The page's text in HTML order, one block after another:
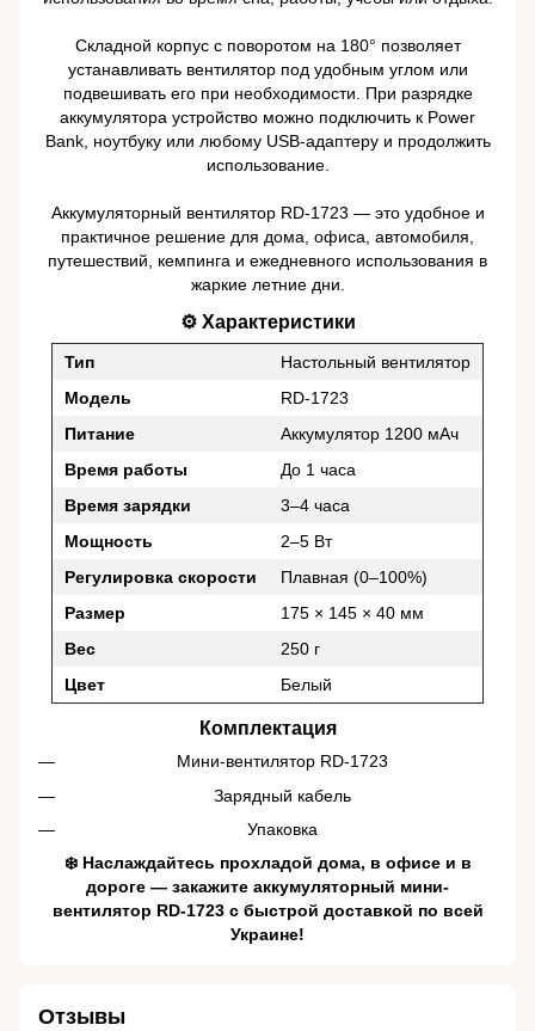
Складной корпус с поворотом на 180° позволяет
устанавливать вентилятор под удобным углом или
подвешивать его при необходимости. При разрядке
аккумулятора устройство можно подключить к Power
Bank, ноутбуку или любому USB-адаптеру и продолжить
использование.
Аккумуляторный вентилятор RD-1723 — это удобное и
практичное решение для дома, офиса, автомобиля,
путешествий, кемпинга и ежедневного использования в
жаркие летние дни.
⚙️ Характеристики
Тип
Настольный вентилятор
Модель
RD-1723
Питание
Аккумулятор 1200 мАч
Время работы
До 1 часа
Время зарядки
3–4 часа
Мощность
2–5 Вт
Регулировка скорости
Плавная (0–100%)
Размер
175 × 145 × 40 мм
Вес
250 г
Цвет
Белый
Комплектация
Мини-вентилятор RD-1723
Зарядный кабель
Упаковка
❄️ Наслаждайтесь прохладой дома, в офисе и в
дороге — закажите аккумуляторный мини-
вентилятор RD-1723 с быстрой доставкой по всей
Украине!
Отзывы